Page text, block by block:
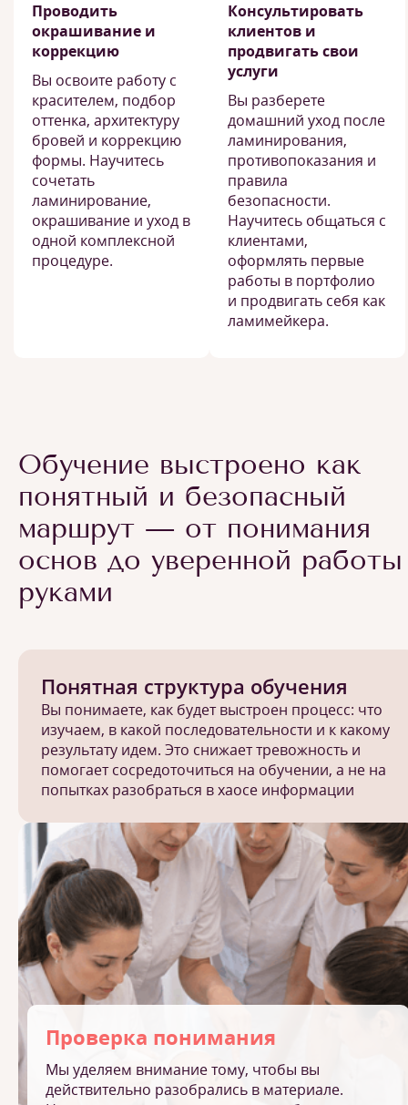
Проводить
окрашивание и
коррекцию
Вы освоите работу с
красителем, подбор
оттенка, архитектуру
бровей и коррекцию
формы. Научитесь
сочетать
ламинирование,
окрашивание и уход в
одной комплексной
процедуре.
Консультировать
клиентов и
продвигать свои
услуги
Вы разберете
домашний уход после
ламинирования,
противопоказания и
правила
безопасности.
Научитесь общаться с
клиентами,
оформлять первые
работы в портфолио
и продвигать себя как
ламимейкера.
Обучение выстроено как
понятный и безопасный
маршрут — от понимания
основ до уверенной работы
руками
Понятная структура обучения
Вы понимаете, как будет выстроен процесс: что
изучаем, в какой последовательности и к какому
результату идем. Это снижает тревожность и
помогает сосредоточиться на обучении, а не на
попытках разобраться в хаосе информации
Проверка понимания
Мы уделяем внимание тому, чтобы вы
действительно разобрались в материале.